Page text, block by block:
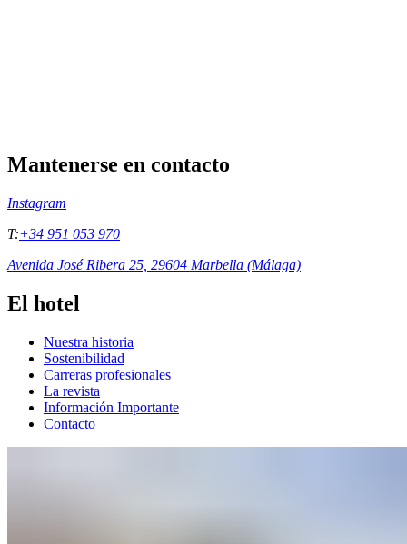
Mantenerse en contacto
Instagram
T:+34 951 053 970
Avenida José Ribera 25, 29604 Marbella (Málaga)
El hotel
Nuestra historia
Sostenibilidad
Carreras profesionales
La revista
Información Importante
Contacto